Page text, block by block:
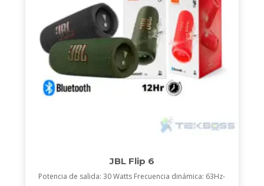
JBL Flip 6
Potencia de salida: 30 Watts Frecuencia dinámica: 63Hz-